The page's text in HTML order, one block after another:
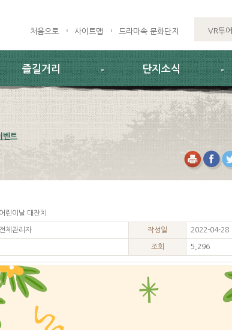
처음으로 사이트맵 드라마속 문화단지 VR투어
즐길거리 단지소식
벤트
어린이날 대잔치
전체관리자 작성일 2022-04-28
조회 5,296